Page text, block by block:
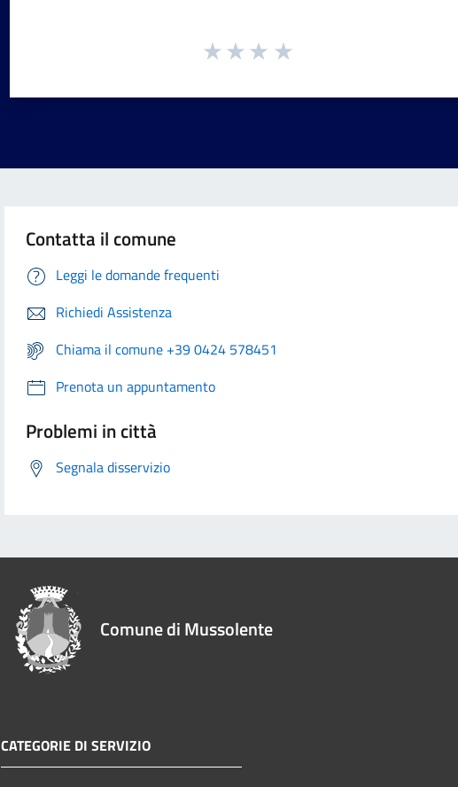
Contatta il comune
Leggi le domande frequenti
Richiedi Assistenza
Chiama il comune +39 0424 578451
Prenota un appuntamento
Problemi in città
Segnala disservizio
Comune di Mussolente
CATEGORIE DI SERVIZIO